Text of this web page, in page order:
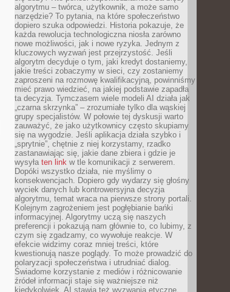
algorytmu – twórca, użytkownik, a może samo
narzędzie? To pytania, na które społeczeństwo
dopiero szuka odpowiedzi. Historia pokazuje, że
każda rewolucja technologiczna niosła zarówno
nowe możliwości, jak i nowe ryzyka. Jednym z
kluczowych wyzwań jest przejrzystość. Jeśli
algorytm decyduje o tym, jaki kredyt dostaniemy,
jakie treści zobaczymy w sieci, czy zostaniemy
zaproszeni na rozmowę kwalifikacyjną, powinniśmy
mieć prawo wiedzieć, na jakiej podstawie zapadła
ta decyzja. Tymczasem wiele modeli AI działa jak
„czarna skrzynka” – zrozumiałe tylko dla wąskiej
grupy specjalistów. W połowie tej dyskusji warto
zauważyć, że jako użytkownicy często skupiamy
się na wygodzie. Jeśli aplikacja działa szybko i
„sprytnie”, chętnie z niej korzystamy, rzadko
zastanawiając się, jakie dane zbiera i gdzie je
wysyła ten link w tle komunikacji z serwerem.
Dopóki wszystko działa, nie myślimy o
konsekwencjach. Dopiero gdy wydarzy się głośny
wyciek danych lub kontrowersyjna decyzja
algorytmu, temat wraca na pierwsze strony portali.
Kolejnym zagrożeniem jest pogłębianie bańki
informacyjnej. Algorytmy uczą się naszych
preferencji i pokazują nam głównie to, co lubimy, z
czym się zgadzamy, co wywołuje reakcje. W
efekcie widzimy coraz mniej treści, które
kwestionują nasze poglądy. To może prowadzić do
polaryzacji społeczeństwa i utrudniać dialog.
Świadome korzystanie z mediów i różnicowanie
źródeł informacji staje się ważniejsze niż
kiedykolwiek. AI stawia też wyzwania etyczne.